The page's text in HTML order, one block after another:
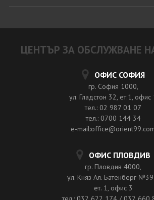
ЦЕНТЪР ЗА ОБСЛУЖВАНЕ
ОФИС СОФИЯ
гр. София 1000,
ул. Гладстон 32, ет.1, офис
тел.: 02 987 01 07
тел.: 0700 144 34
e-
ОФИС ПЛОВДИВ
гр. Пловдив 4000,
ул. Княз Ал. Батенберг
ет. 1, офис 3